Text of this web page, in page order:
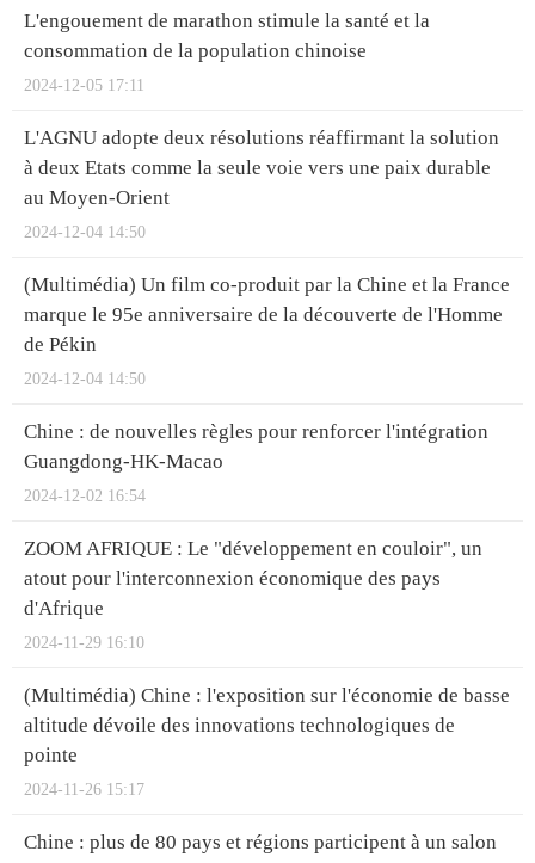
L'engouement de marathon stimule la santé et la
consommation de la population chinoise
2024-12-05 17:11
L'AGNU adopte deux résolutions réaffirmant la solution
à deux Etats comme la seule voie vers une paix durable
au Moyen-Orient
2024-12-04 14:50
(Multimédia) Un film co-produit par la Chine et la France
marque le 95e anniversaire de la découverte de l'Homme
de Pékin
2024-12-04 14:50
Chine : de nouvelles règles pour renforcer l'intégration
Guangdong-HK-Macao
2024-12-02 16:54
ZOOM AFRIQUE : Le "développement en couloir", un
atout pour l'interconnexion économique des pays
d'Afrique
2024-11-29 16:10
(Multimédia) Chine : l'exposition sur l'économie de basse
altitude dévoile des innovations technologiques de
pointe
2024-11-26 15:17
Chine : plus de 80 pays et régions participent à un salon